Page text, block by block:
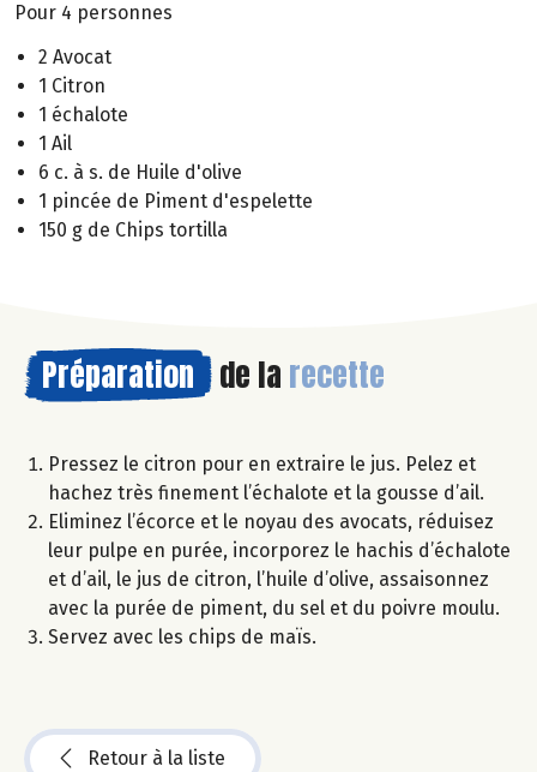
Pour 4 personnes
2 Avocat
1 Citron
1 échalote
1 Ail
6 c. à s. de Huile d'olive
1 pincée de Piment d'espelette
150 g de Chips tortilla
Préparation de la recette
Pressez le citron pour en extraire le jus. Pelez et
hachez très finement l’échalote et la gousse d’ail.
Eliminez l’écorce et le noyau des avocats, réduisez
leur pulpe en purée, incorporez le hachis d’échalote
et d’ail, le jus de citron, l’huile d’olive, assaisonnez
avec la purée de piment, du sel et du poivre moulu.
Servez avec les chips de maïs.
Retour à la liste